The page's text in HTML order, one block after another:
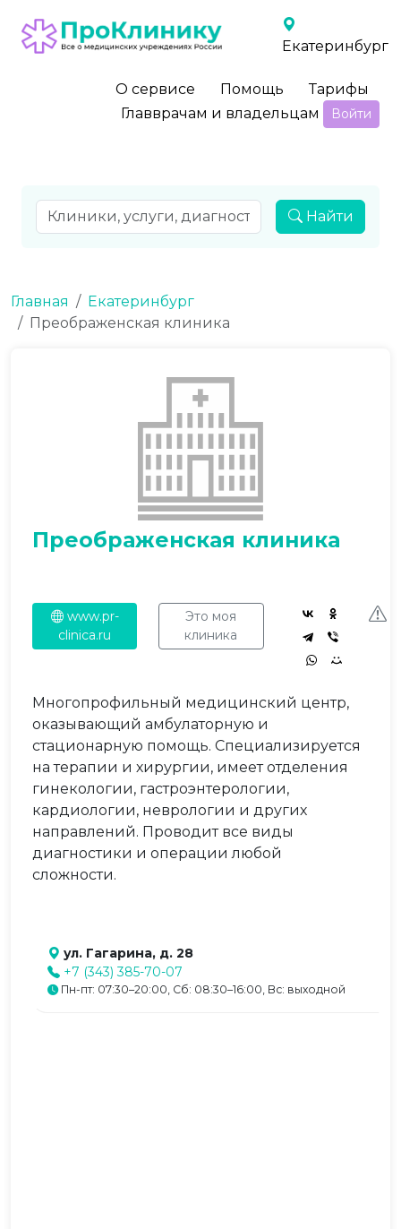
Екатеринбург
О сервисе Помощь
Тарифы
Главврачам и владельцам
Войти
Найти
Главная
Екатеринбург
Преображенская клиника
Преображенская клиника
www.pr-
clinica.ru
Это моя
клиника
Многопрофильный медицинский центр,
оказывающий амбулаторную и
стационарную помощь. Специализируется
на терапии и хирургии, имеет отделения
гинекологии, гастроэнтерологии,
кардиологии, неврологии и других
направлений. Проводит все виды
диагностики и операции любой
сложности.
ул. Гагарина, д. 28
+7 (343) 385-70-07
Пн-пт: 07:30–20:00, Сб: 08:30–16:00, Вс: выходной